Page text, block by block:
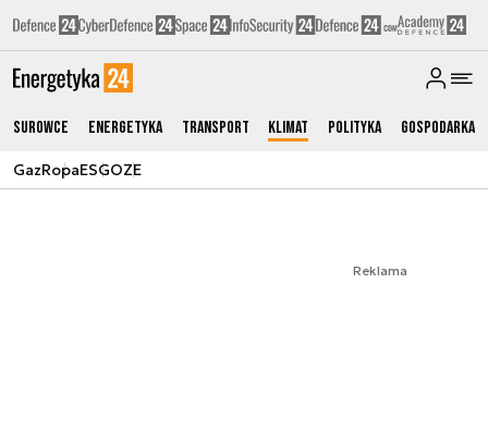
Surowce Energetyka Transport Klimat Polityka Gospodarka
GazRopaESGOZE
Reklama